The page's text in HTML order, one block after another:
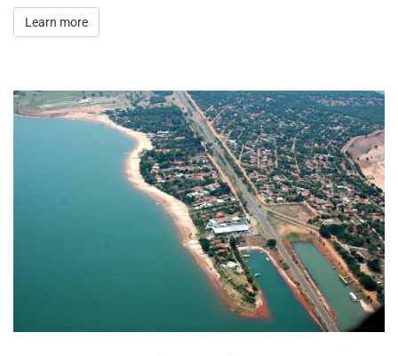
Learn more